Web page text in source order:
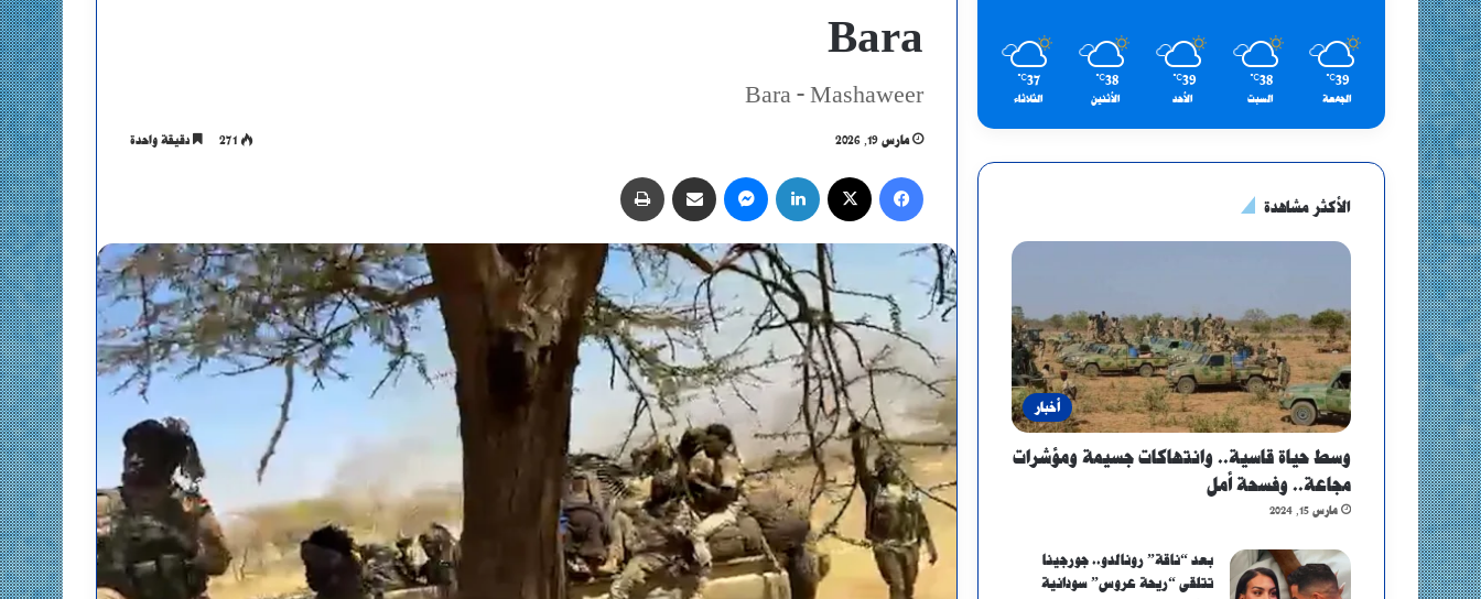
Bara
Bara - Mashaweer
مارس 19, 2026 271 دقيقة واحدة
فيسبوك لينكدإن ماسنجر مشاركة عبر البريد
39
℃
الجمعة
38
℃
السبت
39
℃
الأحد
38
℃
الأثنين
37
℃
الثلاثاء
الأكثر مشاهدة
أخبار
وسط حياة قاسية.. وانتهاكات جسيمة ومؤشرات
مجاعة.. وفسحة أمل
مارس 15, 2024
بعد “ناقة” رونالدو.. جورجينا
تتلقى “ريحة عروس” سودانية